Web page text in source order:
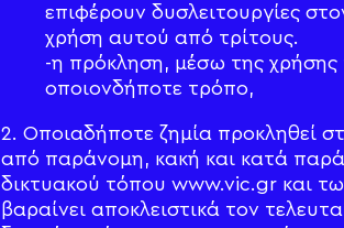
επιφέρουν δυσλειτουργίες
χρήση αυτού από τρίτους.
-η πρόκληση, μέσω της χρήσης
οποιονδήποτε τρόπο,
2. Οποιαδήποτε ζημία προκληθεί
από παράνομη, κακή και κατά
δικτυακού τόπου www.vic.gr και
βαραίνει αποκλειστικά τον